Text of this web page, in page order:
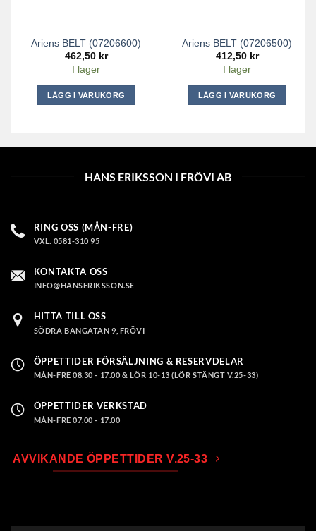
Ariens BELT (07206600)
462,50 kr
I lager
LÄGG I VARUKORG
Ariens BELT (07206500)
412,50 kr
I lager
LÄGG I VARUKORG
HANS ERIKSSON I FRÖVI AB
RING OSS (MÅN-FRE)
VXL. 0581-310 95
KONTAKTA OSS
INFO@HANSERIKSSON.SE
HITTA TILL OSS
SÖDRA BANGATAN 9, FRÖVI
ÖPPETTIDER FÖRSÄLJNING & RESERVDELAR
MÅN-FRE 08.30 - 17.00 & LÖR 10-13 (LÖR STÄNGT V.25-33)
ÖPPETTIDER VERKSTAD
MÅN-FRE 07.00 - 17.00
AVVIKANDE ÖPPETTIDER V.25-33